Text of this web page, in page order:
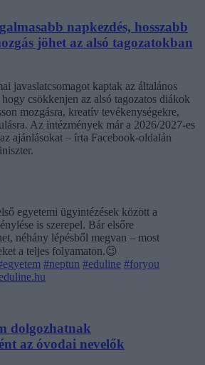
napkezdés, hosszabb
jöhet az alsó tagozatokban
javaslatcsomagot kaptak az általános
csökkenjen az alsó tagozatos diákok
mozgásra, kreatív tevékenységekre,
Az intézmények már a 2026/2027-es
ajánlásokat – írta Facebook-oldalán
egyetemi ügyintézések között a
is szerepel. Bár elsőre
néhány lépésből megvan – most
a teljes folyamaton.😉
#neptun #eduline #foryou
dolgozhatnak
az óvodai nevelők